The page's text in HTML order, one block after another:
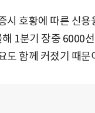
시 호황에 따른 신
1분기 장중 6000
도 함께 커졌기 때문